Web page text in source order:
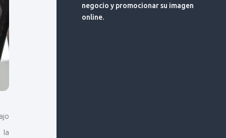
la
negocio y promocionar su imagen
online.